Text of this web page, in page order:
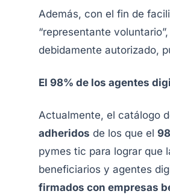
Además, con el fin de
“representante
debidamente autorizado,
El 98% de los agentes
Actualmente, el catálogo
adheridos de los que el
pymes tic para lograr que
beneficiarios y agentes
firmados con empresas